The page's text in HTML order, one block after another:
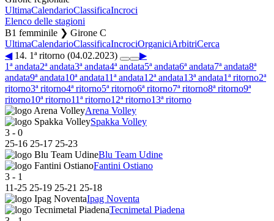
UltimaCalendarioClassificaIncroci
Elenco delle stagioni
B1 femminile ❯ Girone C
UltimaCalendarioClassificaIncrociOrganiciArbitriCerca
◀14. 1ª ritorno (04.02.2023)
▶
1ª andata2ª andata3ª andata4ª andata5ª andata6ª andata7ª andata8ª
andata9ª andata10ª andata11ª andata12ª andata13ª andata1ª ritorno2ª
ritorno3ª ritorno4ª ritorno5ª ritorno6ª ritorno7ª ritorno8ª ritorno9ª
ritorno10ª ritorno11ª ritorno12ª ritorno13ª ritorno
Arena Volley
Spakka Volley
3 - 0
25-16 25-17 25-23
Blu Team Udine
Fantini Ostiano
3 - 1
11-25 25-19 25-21 25-18
Ipag Noventa
Tecnimetal Piadena